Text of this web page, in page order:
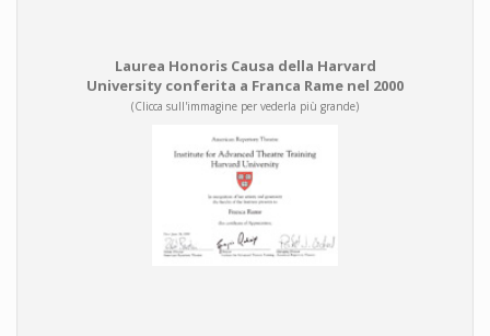
Laurea Honoris Causa della Harvard
University conferita a Franca Rame nel 2000
(Clicca sull'immagine per vederla più grande)